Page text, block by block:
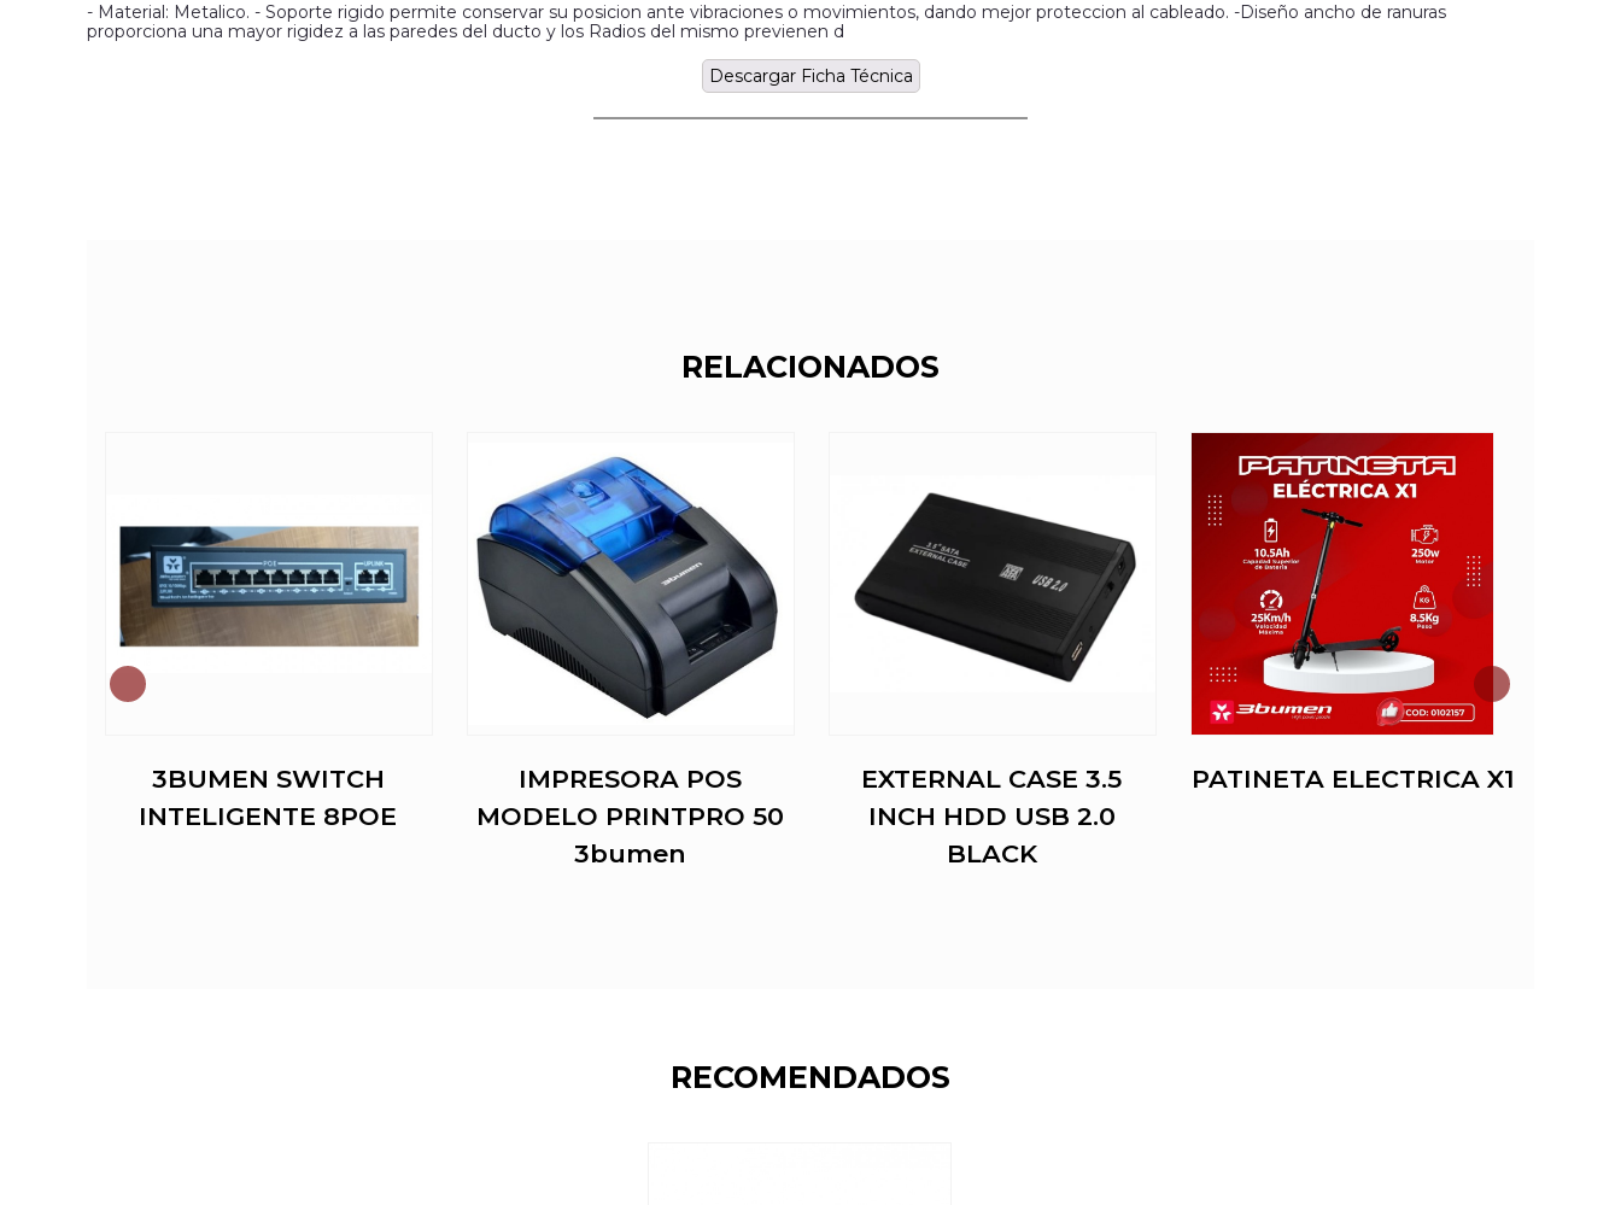
- Material: Metalico. - Soporte rigido permite conservar su posicion ante vibraciones o movimientos, dando mejor proteccion al cableado. -Diseño ancho de ranuras
proporciona una mayor rigidez a las paredes del ducto y los Radios del mismo previenen d
Descargar Ficha Técnica
RELACIONADOS
3BUMEN SWITCH
INTELIGENTE 8POE
IMPRESORA POS
MODELO PRINTPRO 50
3bumen
EXTERNAL CASE 3.5
INCH HDD USB 2.0
BLACK
PATINETA ELECTRICA X1
RECOMENDADOS